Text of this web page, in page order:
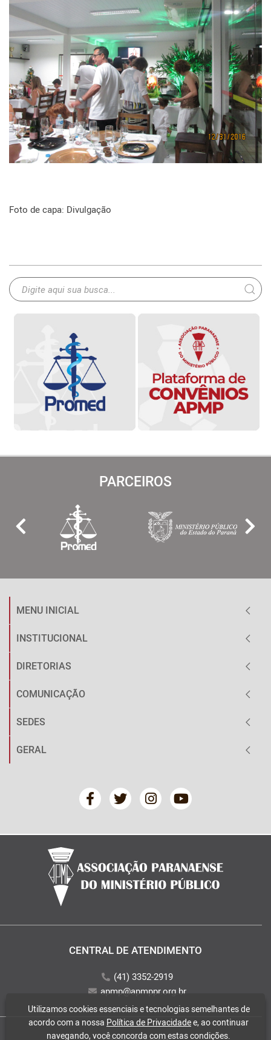
Foto de capa: Divulgação
PARCEIROS
MENU INICIAL
INSTITUCIONAL
DIRETORIAS
COMUNICAÇÃO
SEDES
GERAL
CENTRAL DE ATENDIMENTO
(41) 3352-2919
apmp@apmppr.org.br
Utilizamos cookies essenciais e tecnologias semelhantes de
acordo com a nossa Política de Privacidadee, ao continuar
navegando, você concorda com estas condições.